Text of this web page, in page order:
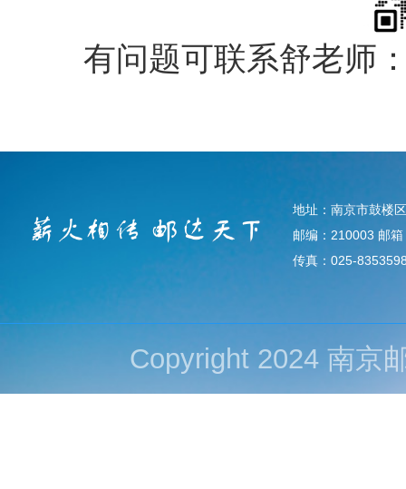
有问题可联系舒老师
地址：南京市鼓楼
邮编：210003 邮
传真：025-
Copyright 2024 南京